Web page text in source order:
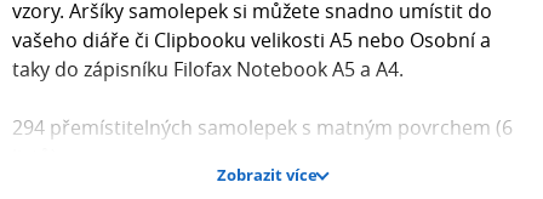
vzory. Aršíky samolepek si můžete snadno umístit do
vašeho diáře či Clipbooku velikosti A5 nebo Osobní a
taky do zápisníku Filofax Notebook A5 a A4.
294 přemístitelných samolepek s matným povrchem (6
Zobrazit více